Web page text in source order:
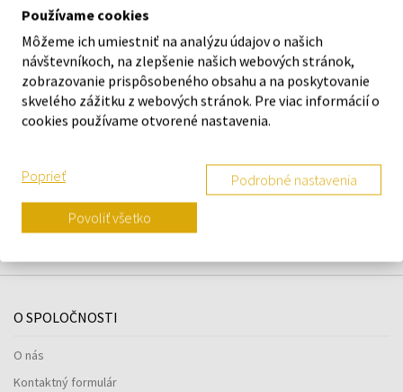
DETAILY
O ZNAČKE
Náš výber na mieru presne pre
vás
O SPOLOČNOSTI
O nás
Kontaktný formulár
Používame cookies
Môžeme ich umiestniť na analýzu údajov o našich
návštevníkoch, na zlepšenie našich webových stránok,
zobrazovanie prispôsobeného obsahu a na poskytovanie
skvelého zážitku z webových stránok. Pre viac informácií o
cookies používame otvorené nastavenia.
Poprieť Podrobné nastavenia
Povoliť všetko